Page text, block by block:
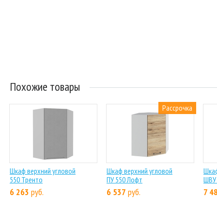
Похожие товары
Шкаф верхний угловой
550 Тренто
6 263 руб.
Рассрочка
Шкаф верхний угловой
ПУ 550 Лофт
6 537 руб.
ШВУ
7